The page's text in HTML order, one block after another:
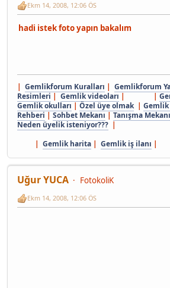
Ekm 14, 2008, 12:06 ÖS
hadi istek foto yapın bakalım
| Gemlikforum Kuralları | Gemlikforum
Resimleri | Gemlik videoları | |
Gemlik okulları | Özel üye olmak|
Rehberi | Sohbet Mekanı | Tanışma Mekanı
Neden üyelik isteniyor??? |
| Gemlik harita | Gemlik iş ilanı |
Uğur YUCA FotokoliK
Ekm 14, 2008, 12:06 ÖS